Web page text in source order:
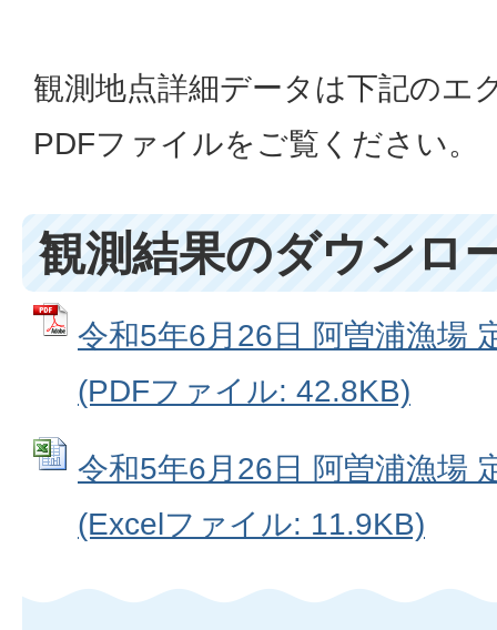
観測地点詳細データは下記のエ
PDFファイルをご覧ください。
観測結果のダウンロ
令和5年6月26日 阿曽浦漁場
(PDFファイル: 42.8KB)
令和5年6月26日 阿曽浦漁場
(Excelファイル: 11.9KB)